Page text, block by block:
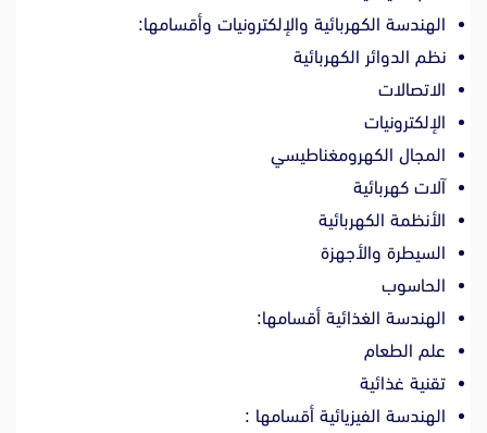
الهندسة الكهربائية والإلكترونيات وأقسامها:
نظم الدوائر الكهربائية
الاتصالات
الإلكترونيات
المجال الكهرومغناطيسي
آلات كهربائية
الأنظمة الكهربائية
السيطرة والأجهزة
الحاسوب
الهندسة الغذائية أقسامها:
علم الطعام
تقنية غذائية
الهندسة الفيزيائية أقسامها :